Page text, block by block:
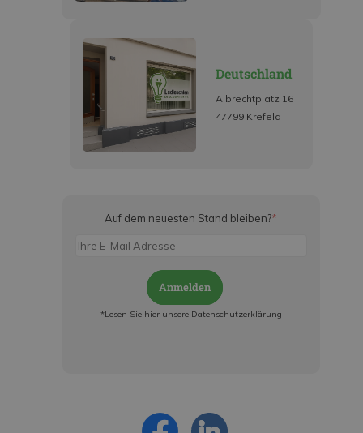
Deutschland
Albrechtplatz 16
47799 Krefeld
Auf dem neuesten Stand bleiben?*
Anmelden
*Lesen Sie hier unsere Datenschutzerklärung